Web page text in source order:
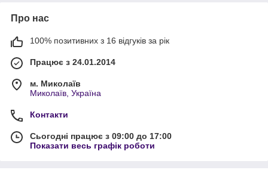
Про нас
100% позитивних з 16 відгуків за рік
Працює з 24.01.2014
м. Миколаїв
Миколаїв, Україна
Контакти
Сьогодні працює з 09:00 до 17:00
Показати весь графік роботи